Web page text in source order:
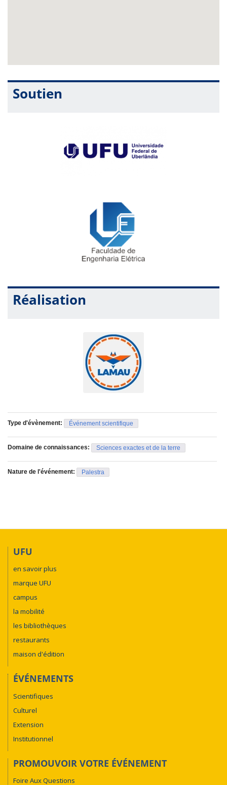
Soutien
Réalisation
Type d'évènement: Événement scientifique
Domaine de connaissances: Sciences exactes et de la terre
Nature de l'événement: Palestra
UFU
en savoir plus
marque UFU
campus
la mobilité
les bibliothèques
restaurants
maison d'édition
ÉVÉNEMENTS
Scientifiques
Culturel
Extension
Institutionnel
PROMOUVOIR VOTRE ÉVÉNEMENT
Foire Aux Questions